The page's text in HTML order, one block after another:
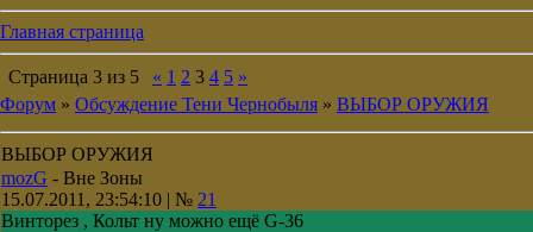
Главная страница
Страница 3 из 5 « 1 2 3 4 5 »
Форум » Обсуждение Тени Чернобыля » ВЫБОР ОРУЖИЯ
ВЫБОР ОРУЖИЯ
mozG - Вне Зоны
15.07.2011, 23:54:10 | № 21
Винторез , Кольт ну можно ещё G-36